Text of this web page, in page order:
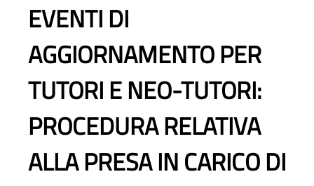
EVENTI DI
AGGIORNAMENTO PER
TUTORI E NEO-TUTORI:
PROCEDURA RELATIVA
ALLA PRESA IN CARICO DI